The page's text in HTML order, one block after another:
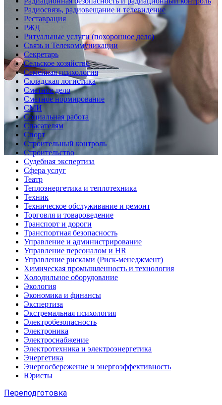
Радиосвязь, радиовещание и телевидение
Реставрация
РЖД
Ритуальные услуги (похоронное дело)
Связь и Телекоммуникации
Секретарь
Сельское хозяйство
Семейная психология
Складская логистика
Сметное дело
Сметное нормирование
СМИ
Социальная работа
Спасателям
Спорт
Строительный контроль
Строительство
Судебная экспертиза
Сфера услуг
Театр
Теплоэнергетика и теплотехника
Техник
Техническое обслуживание и ремонт
Торговля и товароведение
Транспорт и дороги
Транспортная безопасность
Управление и администрирование
Управление персоналом и HR
Управление рисками (Риск-менеджмент)
Химическая промышленность и технология
Холодильное оборудование
Экология
Экономика и финансы
Экспертиза
Экстремальная психология
Электробезопасность
Электроника
Электроснабжение
Электротехника и электроэнергетика
Энергетика
Энергосбережение и энергоэффективность
Юристы
Переподготовка